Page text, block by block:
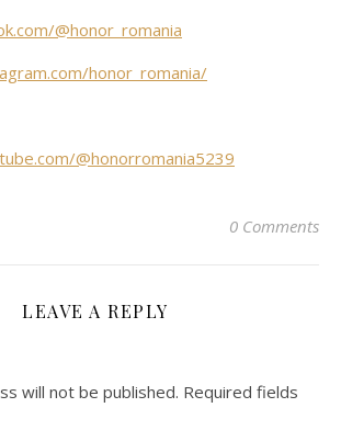
@honor_romania
honor_romania/
@honorromania5239
0 Comments
LEAVE A REPLY
will not be published. Required fields